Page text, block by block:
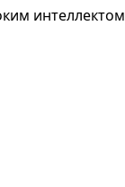
интеллектом